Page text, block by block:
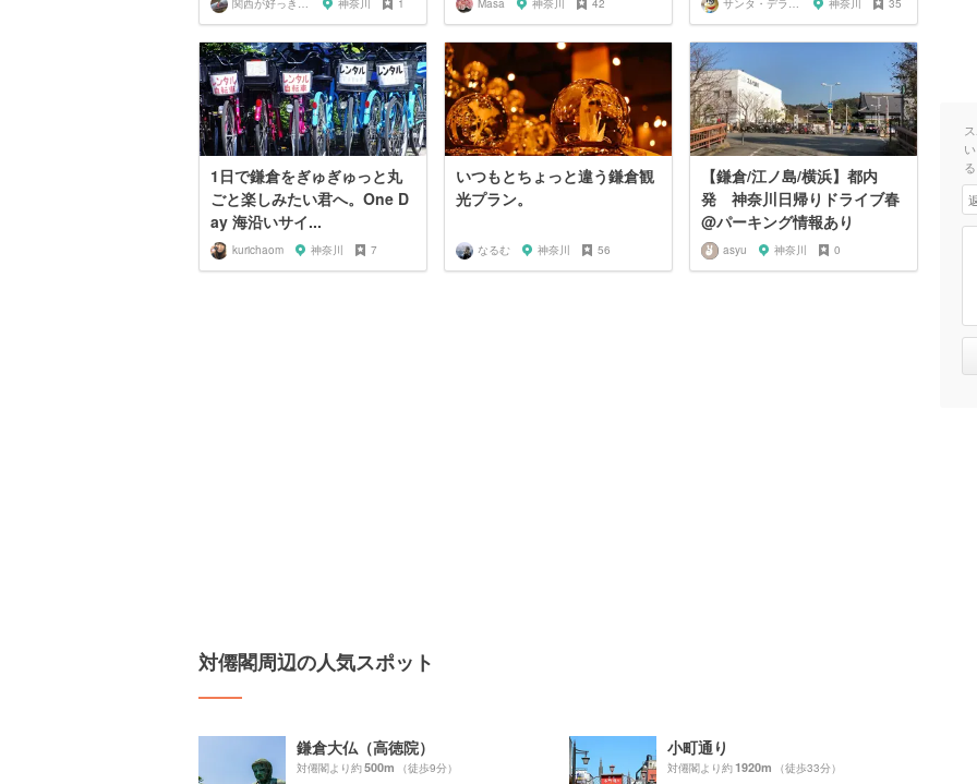
関西が好っきゃねん 神奈川 1 Masa 神奈川 42 サンタ・デラックス 神奈川 35
1日で鎌倉をぎゅぎゅっと丸
ごと楽しみたい君へ。One D
ay 海沿いサイ...
kurichaom 神奈川 7
いつもとちょっと違う鎌倉観
光プラン。
なるむ 神奈川 56
【鎌倉/江ノ島/横浜】都内
発 神奈川日帰りドライブ春
@パーキング情報あり
asyu 神奈川 0
対僊閣周辺の人気スポット
鎌倉大仏（高徳院）
対僊閣より約500m （徒歩9分）
小町通り
対僊閣より約1920m （徒歩33分）